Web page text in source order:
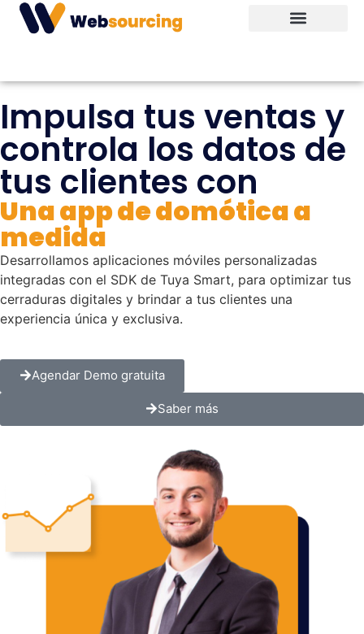
Impulsa tus ventas y
controla los datos de
tus clientes con
Una app de domótica a
medida
Desarrollamos aplicaciones móviles personalizadas
integradas con el SDK de Tuya Smart, para optimizar tus
cerraduras digitales y brindar a tus clientes una
experiencia única y exclusiva.
Agendar Demo gratuita
Saber más